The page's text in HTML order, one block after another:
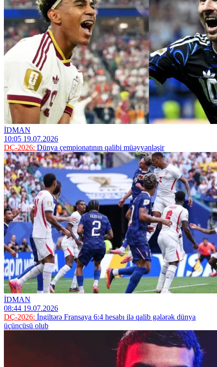
İDMAN
10:05 19.07.2026
DÇ-2026: Dünya çempionatının qalibi müəyyənləşir
İDMAN
08:44 19.07.2026
DÇ-2026: İngiltərə Fransaya 6:4 hesabı ilə qalib gələrək dünya
üçüncüsü olub